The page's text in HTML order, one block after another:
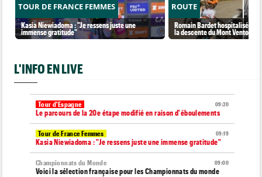
TOUR DE FRANCE FEMMES
Kasia Niewiadoma : "Je ressens juste une
immense gratitude"
ROUTE
Romain Bardet hospitalisé
la descente du Mont Ventoux
L'INFO EN LIVE
09:20
Tour d'Espagne
Le parcours de la 20e étape modifié en raison d'éboulements
09:19
Tour de France Femmes
Kasia Niewiadoma : "Je ressens juste une immense gratitude"
09:00
Championnats du Monde
Voici la sélection française pour les Championnats du monde